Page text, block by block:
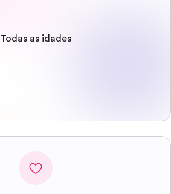
Todas as idades